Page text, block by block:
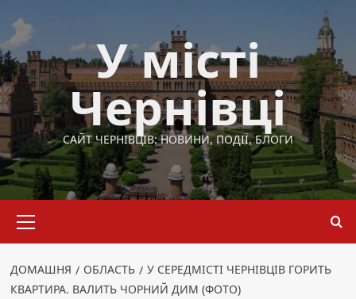
до
вмісту
У місті
Чернівці
САЙТ ЧЕРНІВЦІВ: НОВИНИ, ПОДІЇ, БЛОГИ
меню
ДОМАШНЯ ОБЛАСТЬ
У СЕРЕДМІСТІ ЧЕРНІВЦІВ ГОРИТЬ
КВАРТИРА. ВАЛИТЬ ЧОРНИЙ ДИМ (ФОТО)